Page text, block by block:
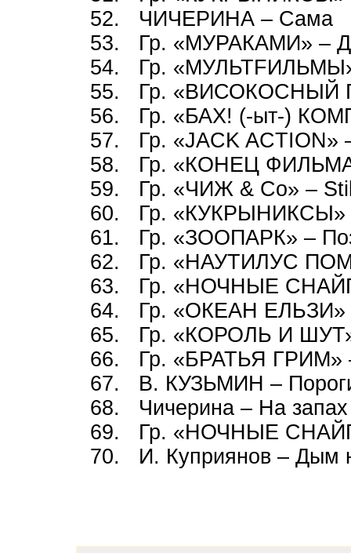
52. ЧИЧЕРИНА – Сама
53. Гр. «МУРАКАМИ» –
54. Гр.
55. Гр. «ВИСОКОСНЫЙ
56. Гр. «БАХ! (-ыт-)
57. Гр. «JACK ACTION»
58. Гр. «КОНЕЦ
59. Гр. «ЧИЖ & Co» –
60. Гр. «КУКРЫНИКСЫ»
61. Гр. «ЗООПАРК» –
62. Гр. «НАУТИЛУС
63. Гр. «НОЧНЫЕ
64. Гр. «ОКЕАН ЕЛЬЗИ»
65. Гр. «КОРОЛЬ И ШУТ»
66. Гр. «БРАТЬЯ ГРИМ»
67. В. КУЗЬМИН –
68. Чичерина – На запах
69. Гр. «НОЧНЫЕ
70. И. Куприянов – Дым